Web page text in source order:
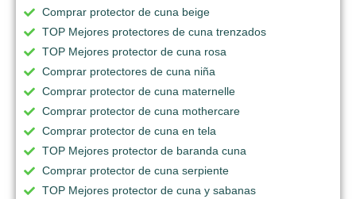
Comprar protector de cuna beige
TOP Mejores protectores de cuna trenzados
TOP Mejores protector de cuna rosa
Comprar protectores de cuna niña
Comprar protector de cuna maternelle
Comprar protector de cuna mothercare
Comprar protector de cuna en tela
TOP Mejores protector de baranda cuna
Comprar protector de cuna serpiente
TOP Mejores protector de cuna y sabanas